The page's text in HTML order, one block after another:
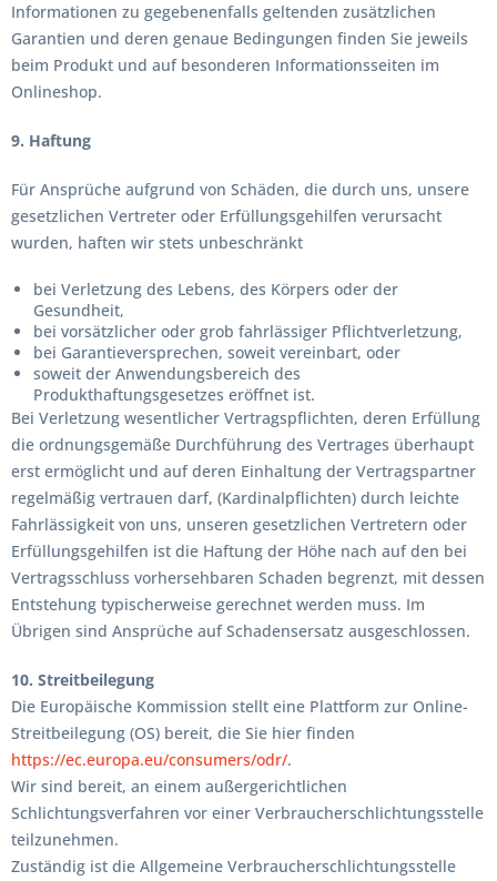
Informationen zu gegebenenfalls geltenden zusätzlichen
Garantien und deren genaue Bedingungen finden Sie jeweils
beim Produkt und auf besonderen Informationsseiten im
Onlineshop.
9. Haftung
Für Ansprüche aufgrund von Schäden, die durch uns, unsere
gesetzlichen Vertreter oder Erfüllungsgehilfen verursacht
wurden, haften wir stets unbeschränkt
bei Verletzung des Lebens, des Körpers oder der
Gesundheit,
bei vorsätzlicher oder grob fahrlässiger Pflichtverletzung,
bei Garantieversprechen, soweit vereinbart, oder
soweit der Anwendungsbereich des
Produkthaftungsgesetzes eröffnet ist.
Bei Verletzung wesentlicher Vertragspflichten, deren Erfüllung
die ordnungsgemäße Durchführung des Vertrages überhaupt
erst ermöglicht und auf deren Einhaltung der Vertragspartner
regelmäßig vertrauen darf, (Kardinalpflichten) durch leichte
Fahrlässigkeit von uns, unseren gesetzlichen Vertretern oder
Erfüllungsgehilfen ist die Haftung der Höhe nach auf den bei
Vertragsschluss vorhersehbaren Schaden begrenzt, mit dessen
Entstehung typischerweise gerechnet werden muss. Im
Übrigen sind Ansprüche auf Schadensersatz ausgeschlossen.
10. Streitbeilegung
Die Europäische Kommission stellt eine Plattform zur Online-
Streitbeilegung (OS) bereit, die Sie hier finden
https://ec.europa.eu/consumers/odr/.
Wir sind bereit, an einem außergerichtlichen
Schlichtungsverfahren vor einer Verbraucherschlichtungsstelle
teilzunehmen.
Zuständig ist die Allgemeine Verbraucherschlichtungsstelle